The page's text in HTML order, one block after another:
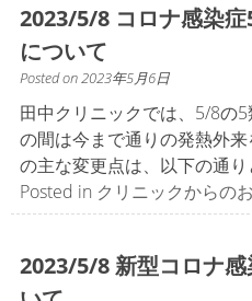
2023/5/8 コロナ感染
について
Posted on2023年5月6日
田中クリニックでは、5/8の
の間は今まで通りの発熱外
の主な変更点は、以下の通り
Posted in クリニックからの
2023/5/8 新型コロナ